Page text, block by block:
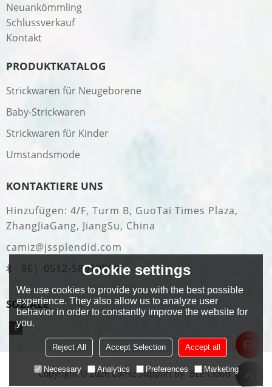
Neuankömmling
Schlussverkauf
Kontakt
PRODUKTKATALOG
Strickwaren für Neugeborene
Baby-Strickwaren
Strickwaren für Kinder
Umstandsmode
KONTAKTIERE UNS
Hinzufügen: 4/F, Turm B, GuoTai Times Plaza,
ZhangJiaGang, JiangSu, China
camiz@jssplendid.com
86）0512-58919509
SOZIALE
Copyright © 2026CamizSupport By BEE Cloud
Cookie settings
We use cookies to provide you with the best possible
experience. They also allow us to analyze user
behavior in order to constantly improve the website for
you.
Reject All Accept Selection Accept all
Necessary Analytics Preferences Marketing